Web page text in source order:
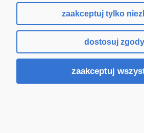
( 1 tona = 8 480,00 zł )
Cena regularna:225,00 zł
Najniższa cena:225,00 zł
Cena netto:196,30 zł
zaakceptuj tylko
dostosuj zgody
zaakceptuj